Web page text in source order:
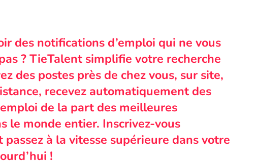
des notifications d’emploi qui ne vous
? TieTalent simplifie votre recherche
des postes près de chez vous, sur site,
recevez automatiquement des
de la part des meilleures
le monde entier. Inscrivez-vous
à la vitesse supérieure dans votre
!